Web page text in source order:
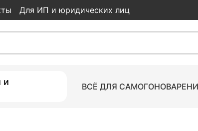
Для ИП и юридических лиц
и
ВСЁ ДЛЯ
70 г